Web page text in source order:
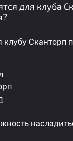
для клуба
Сканторп